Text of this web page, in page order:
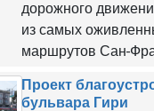
дорожного
из самых
маршрутов Сан-
Проект
бульвара Гири